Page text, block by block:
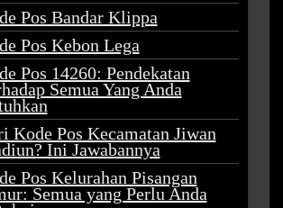
Pos Bandar Klippa
Pos Kebon Lega
Pos 14260: Pendekatan
Semua Yang Anda
Kode Pos Kecamatan Jiwan
Ini Jawabannya
Pos Kelurahan Pisangan
Semua yang Perlu Anda